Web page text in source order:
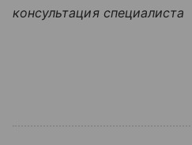
консультация специалиста